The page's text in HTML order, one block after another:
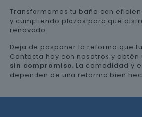
Transformamos tu baño con
y cumpliendo plazos para que
renovado.
Deja de posponer la reforma que
Contacta hoy con nosotros y obtén
sin compromiso. La comodidad y
dependen de una reforma bien